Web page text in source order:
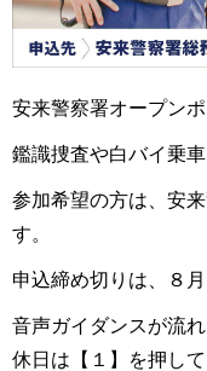
安来警察署オープン
鑑識捜査や白バイ乗
参加希望の方は、安
す。
申込締め切りは、８
音声ガイダンスが流
休日は【１】を押して